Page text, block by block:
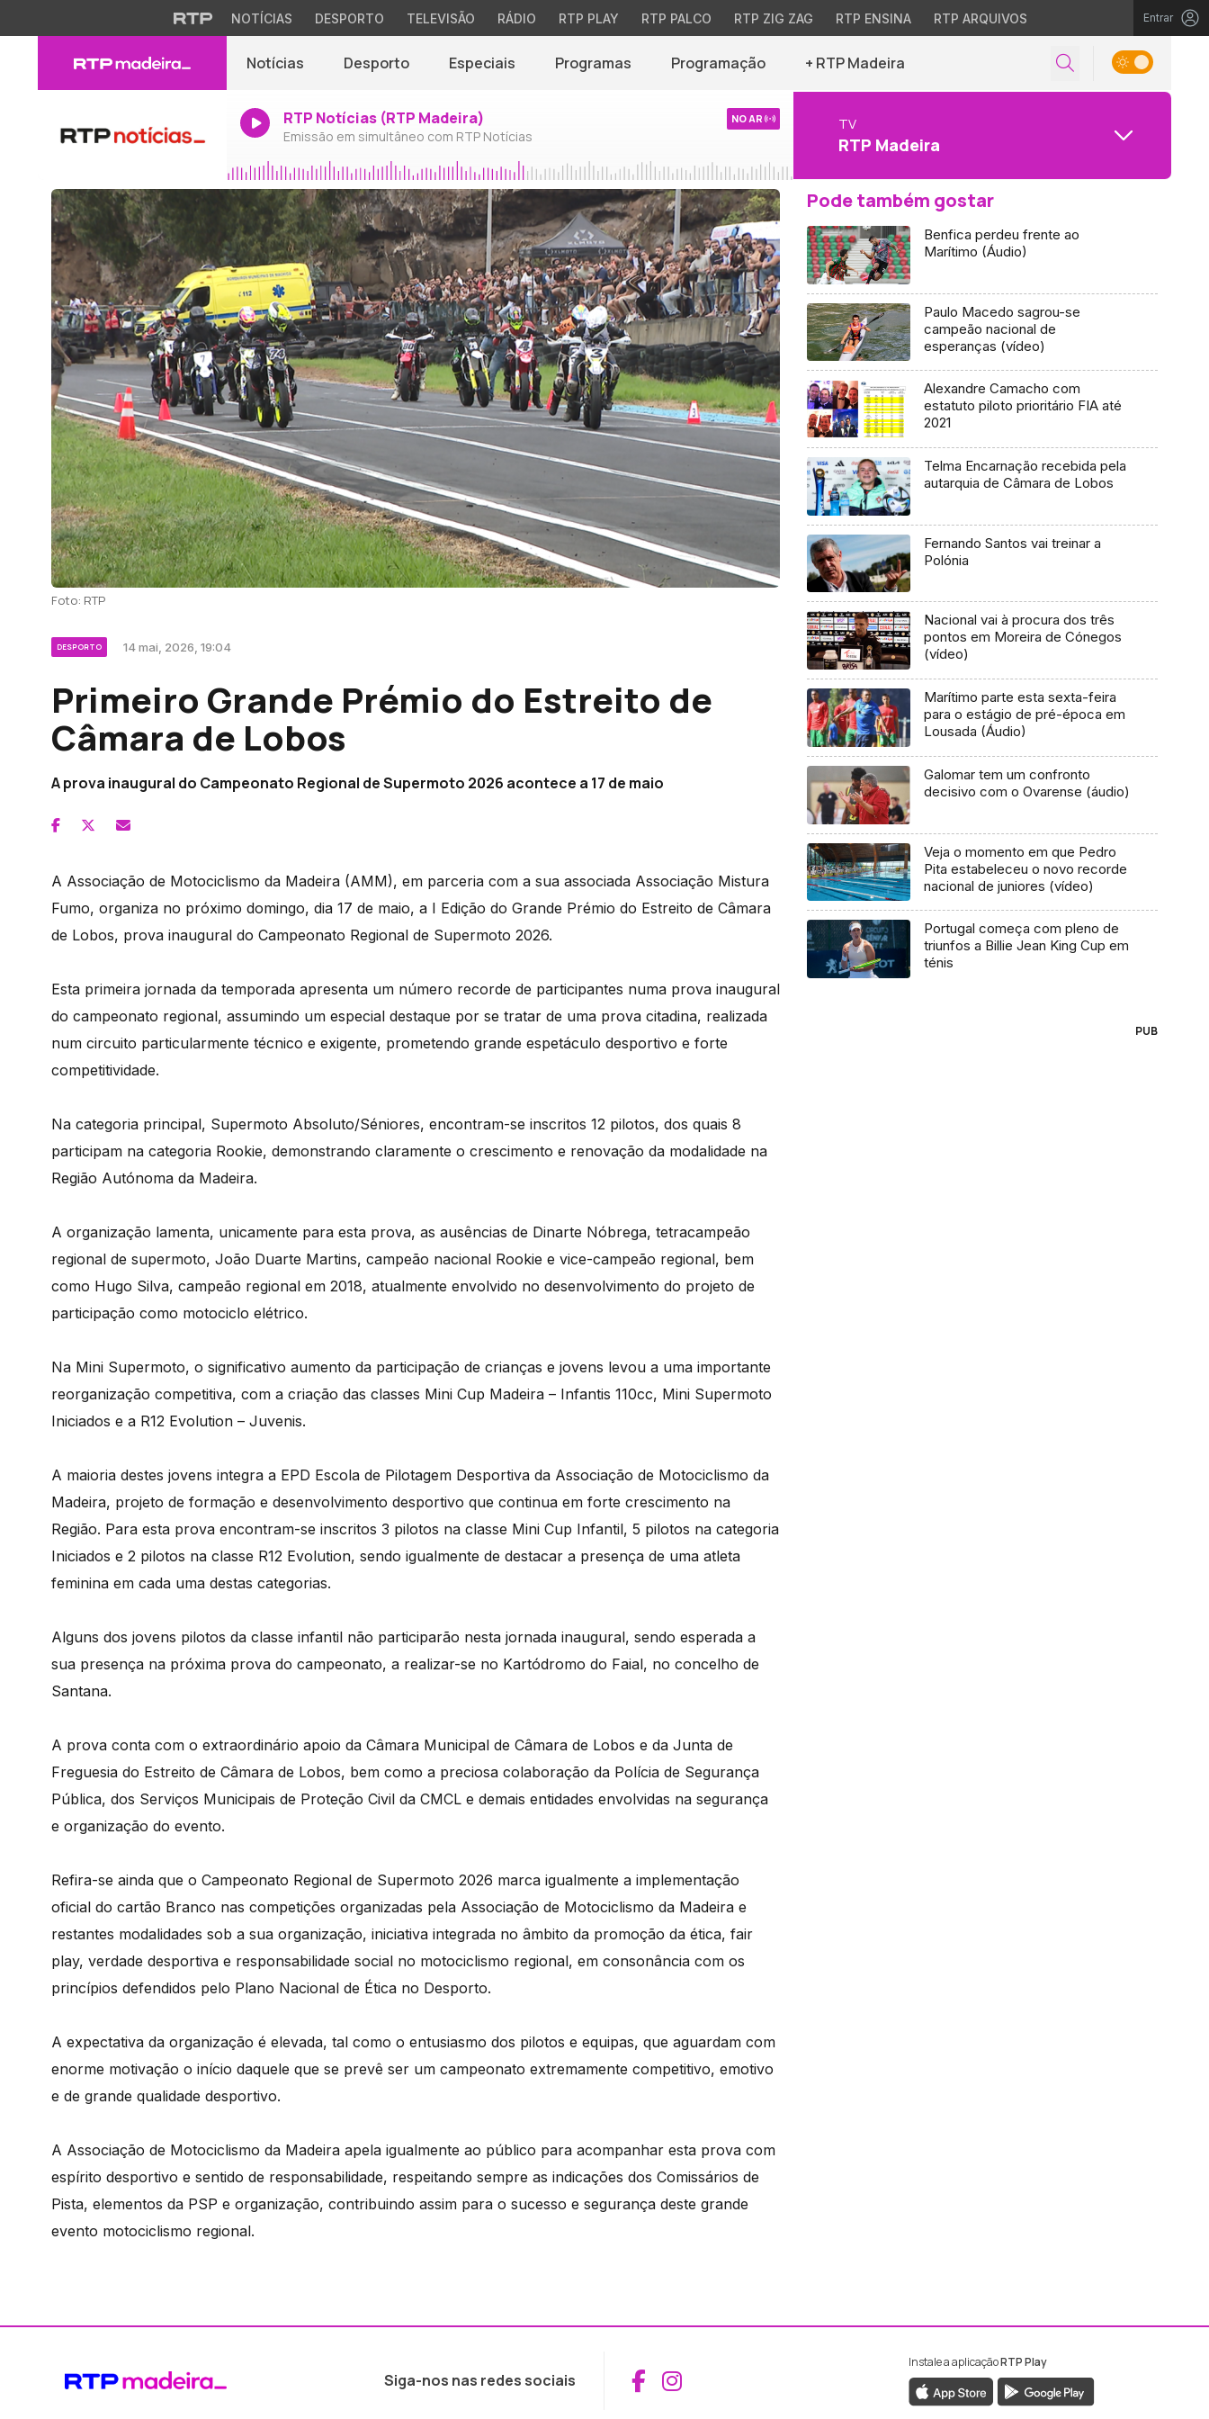
NOTÍCIAS DESPORTO TELEVISÃO RÁDIO RTP PLAY RTP PALCO RTP ZIG ZAG RTP ENSINA RTP ARQUIVOS Entrar
Notícias Desporto Especiais Programas Programação + RTP Madeira
RTP Notícias (RTP Madeira)
Emissão em simultâneo com RTP Notícias
NO AR TV
RTP Madeira
Foto: RTP
DESPORTO 14 mai, 2026, 19:04
Primeiro Grande Prémio do Estreito de
Câmara de Lobos
A prova inaugural do Campeonato Regional de Supermoto 2026 acontece a 17 de maio
A Associação de Motociclismo da Madeira (AMM), em parceria com a sua associada Associação Mistura
Fumo, organiza no próximo domingo, dia 17 de maio, a I Edição do Grande Prémio do Estreito de Câmara
de Lobos, prova inaugural do Campeonato Regional de Supermoto 2026.
Esta primeira jornada da temporada apresenta um número recorde de participantes numa prova inaugural
do campeonato regional, assumindo um especial destaque por se tratar de uma prova citadina, realizada
num circuito particularmente técnico e exigente, prometendo grande espetáculo desportivo e forte
competitividade.
Na categoria principal, Supermoto Absoluto/Séniores, encontram-se inscritos 12 pilotos, dos quais 8
participam na categoria Rookie, demonstrando claramente o crescimento e renovação da modalidade na
Região Autónoma da Madeira.
A organização lamenta, unicamente para esta prova, as ausências de Dinarte Nóbrega, tetracampeão
regional de supermoto, João Duarte Martins, campeão nacional Rookie e vice-campeão regional, bem
como Hugo Silva, campeão regional em 2018, atualmente envolvido no desenvolvimento do projeto de
participação como motociclo elétrico.
Na Mini Supermoto, o significativo aumento da participação de crianças e jovens levou a uma importante
reorganização competitiva, com a criação das classes Mini Cup Madeira – Infantis 110cc, Mini Supermoto
Iniciados e a R12 Evolution – Juvenis.
A maioria destes jovens integra a EPD Escola de Pilotagem Desportiva da Associação de Motociclismo da
Madeira, projeto de formação e desenvolvimento desportivo que continua em forte crescimento na
Região. Para esta prova encontram-se inscritos 3 pilotos na classe Mini Cup Infantil, 5 pilotos na categoria
Iniciados e 2 pilotos na classe R12 Evolution, sendo igualmente de destacar a presença de uma atleta
feminina em cada uma destas categorias.
Alguns dos jovens pilotos da classe infantil não participarão nesta jornada inaugural, sendo esperada a
sua presença na próxima prova do campeonato, a realizar-se no Kartódromo do Faial, no concelho de
Santana.
A prova conta com o extraordinário apoio da Câmara Municipal de Câmara de Lobos e da Junta de
Freguesia do Estreito de Câmara de Lobos, bem como a preciosa colaboração da Polícia de Segurança
Pública, dos Serviços Municipais de Proteção Civil da CMCL e demais entidades envolvidas na segurança
e organização do evento.
Refira-se ainda que o Campeonato Regional de Supermoto 2026 marca igualmente a implementação
oficial do cartão Branco nas competições organizadas pela Associação de Motociclismo da Madeira e
restantes modalidades sob a sua organização, iniciativa integrada no âmbito da promoção da ética, fair
play, verdade desportiva e responsabilidade social no motociclismo regional, em consonância com os
princípios defendidos pelo Plano Nacional de Ética no Desporto.
A expectativa da organização é elevada, tal como o entusiasmo dos pilotos e equipas, que aguardam com
enorme motivação o início daquele que se prevê ser um campeonato extremamente competitivo, emotivo
e de grande qualidade desportivo.
A Associação de Motociclismo da Madeira apela igualmente ao público para acompanhar esta prova com
espírito desportivo e sentido de responsabilidade, respeitando sempre as indicações dos Comissários de
Pista, elementos da PSP e organização, contribuindo assim para o sucesso e segurança deste grande
evento motociclismo regional.
Pode também gostar
Benfica perdeu frente ao
Marítimo (Áudio)
Paulo Macedo sagrou-se
campeão nacional de
esperanças (vídeo)
Alexandre Camacho com
estatuto piloto prioritário FIA até
2021
Telma Encarnação recebida pela
autarquia de Câmara de Lobos
Fernando Santos vai treinar a
Polónia
Nacional vai à procura dos três
pontos em Moreira de Cónegos
(vídeo)
Marítimo parte esta sexta-feira
para o estágio de pré-época em
Lousada (Áudio)
Galomar tem um confronto
decisivo com o Ovarense (áudio)
Veja o momento em que Pedro
Pita estabeleceu o novo recorde
nacional de juniores (vídeo)
Portugal começa com pleno de
triunfos a Billie Jean King Cup em
ténis
PUB
Siga-nos nas redes sociais Aceder ao Facebook da RTP Madeira
Aceder ao Instagram da RTP Madeira
Instale a aplicaçãoRTP Play